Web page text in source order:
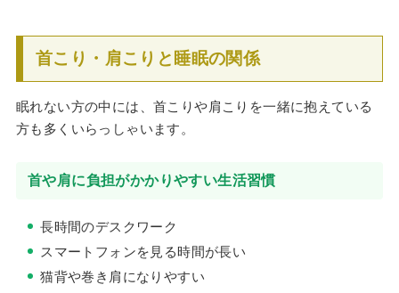
首こり・肩こりと睡眠の関係
眠れない方の中には、首こりや肩こりを一緒に抱えている
方も多くいらっしゃいます。
首や肩に負担がかかりやすい生活習慣
長時間のデスクワーク
スマートフォンを見る時間が長い
猫背や巻き肩になりやすい